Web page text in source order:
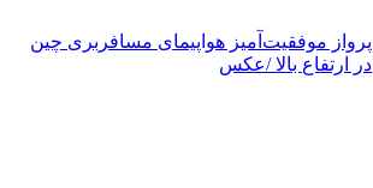
پرواز موفقیت‌آمیز هواپیمای مسافربری چین
در ارتفاع بالا /عکس